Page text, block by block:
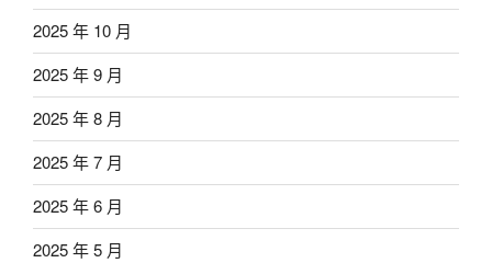
2025 年 10 月
2025 年 9 月
2025 年 8 月
2025 年 7 月
2025 年 6 月
2025 年 5 月